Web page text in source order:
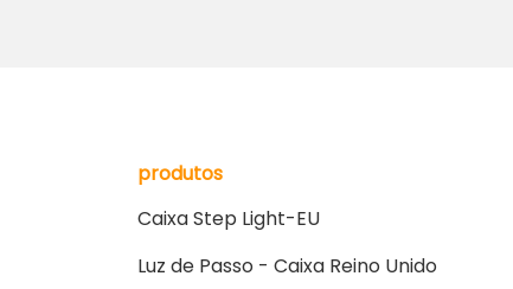
produtos
Caixa Step Light-EU
Luz de Passo - Caixa Reino Unido